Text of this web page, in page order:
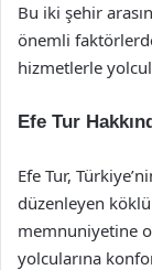
Bu iki şehir
önemli
hizmetlerle
Efe Tur
Efe Tur,
düzenleyen
memnuniyetine
yolcularına